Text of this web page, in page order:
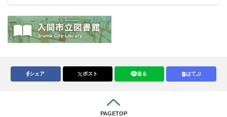
シェア ポスト 送る はてぶ
PAGETOP